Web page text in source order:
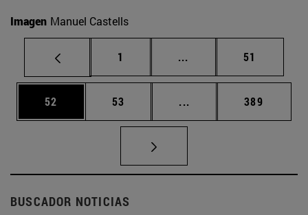
Imagen Manuel Castells
Página
1 ... Páginas intermedias
Página
51
Página
52 Página
53 ... Páginas intermedias
Página
389
BUSCADOR NOTICIAS